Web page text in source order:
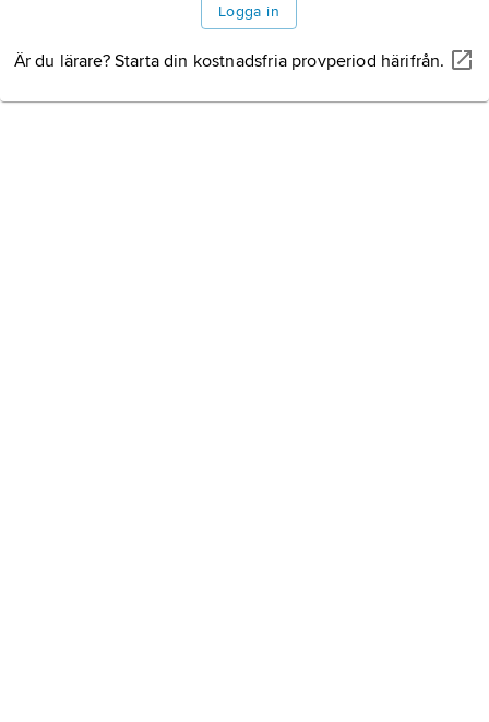
Logga in
Är du lärare? Starta din kostnadsfria provperiod härifrån.